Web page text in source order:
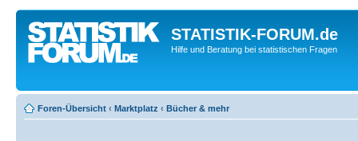
STATISTIK-FORUM.de
Hilfe und Beratung bei statistischen Fragen
Foren-Übersicht ‹ Marktplatz ‹ Bücher & mehr